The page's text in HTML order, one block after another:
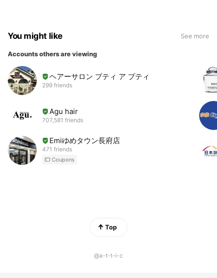
You might like See more
Accounts others are viewing
ヘアーサロン プティ ア プティ
299 friends
Agu hair
707,581 friends
Emiゆめタウン長府店
471 friends
Coupons
Top
@a-t-t-i-c